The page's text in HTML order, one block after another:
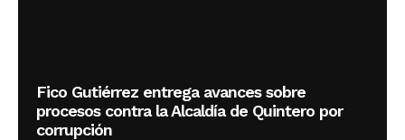
Fico Gutiérrez entrega avances sobre
procesos contra la Alcaldía de Quintero por
corrupción